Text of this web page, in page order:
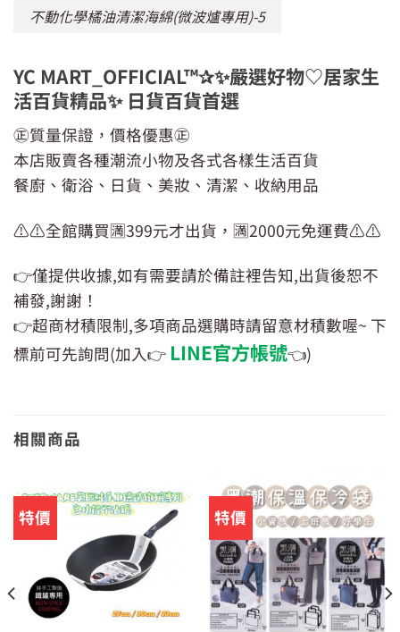
不動化學橘油清潔海綿(微波爐專用)-5
YC MART_OFFICIAL™✰✨嚴選好物♡居家生
活百貨精品✨ 日貨百貨首選
㊣質量保證，價格優惠㊣
本店販賣各種潮流小物及各式各樣生活百貨
餐廚、衛浴、日貨、美妝、清潔、收納用品
⚠️⚠️全館購買🈵399元才出貨，🈵2000元免運費⚠️⚠️
👉僅提供收據,如有需要請於備註裡告知,出貨後恕不
補發,謝謝！
👉超商材積限制,多項商品選購時請留意材積數喔~ 下
標前可先詢問(加入👉 LINE官方帳號👈)
相關商品
特價 特價